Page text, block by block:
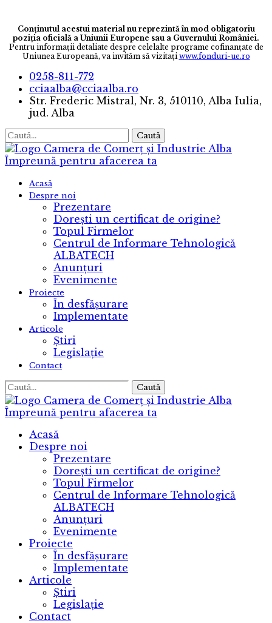
Conținutul acestui material nu reprezintă în mod obligatoriu
poziția oficială a Uniunii Europene sau a Guvernului României.
Pentru informaţii detaliate despre celelalte programe cofinanţate de
Uniunea Europeană, va invităm să vizitaţiwww.fonduri-ue.ro
0258-811-772
cciaalba@cciaalba.ro
Str. Frederic Mistral, Nr. 3, 510110, Alba Iulia,
jud. Alba
Caută
Camera de Comerț și Industrie Alba
Împreună pentru afacerea ta
Acasă
Despre noi
Prezentare
Dorești un certificat de origine?
Topul Firmelor
Centrul de Informare Tehnologică
ALBATECH
Anunțuri
Evenimente
Proiecte
În desfășurare
Implementate
Articole
Știri
Legislație
Contact
Caută
Camera de Comerț și Industrie Alba
Împreună pentru afacerea ta
Acasă
Despre noi
Prezentare
Dorești un certificat de origine?
Topul Firmelor
Centrul de Informare Tehnologică
ALBATECH
Anunțuri
Evenimente
Proiecte
În desfășurare
Implementate
Articole
Știri
Legislație
Contact